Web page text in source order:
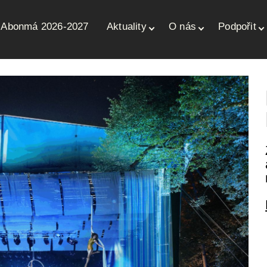
Abonmá 2026-2027 Aktuality O nás Podpořit